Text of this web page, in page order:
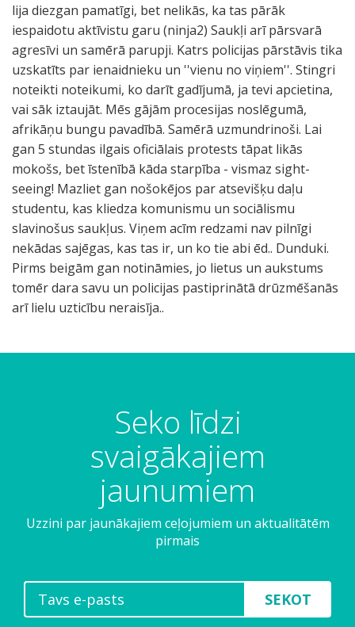
lija diezgan pamatīgi, bet nelikās, ka tas pārāk
iespaidotu aktīvistu garu (ninja2) Saukļi arī pārsvarā
agresīvi un samērā parupji. Katrs policijas pārstāvis tika
uzskatīts par ienaidnieku un ''vienu no viņiem''. Stingri
noteikti noteikumi, ko darīt gadījumā, ja tevi apcietina,
vai sāk iztaujāt. Mēs gājām procesijas noslēgumā,
afrikāņu bungu pavadībā. Samērā uzmundrinoši. Lai
gan 5 stundas ilgais oficiālais protests tāpat likās
mokošs, bet īstenībā kāda starpība - vismaz sight-
seeing! Mazliet gan nošokējos par atsevišķu daļu
studentu, kas kliedza komunismu un sociālismu
slavinošus saukļus. Viņem acīm redzami nav pilnīgi
nekādas sajēgas, kas tas ir, un ko tie abi ēd.. Dunduki.
Pirms beigām gan notināmies, jo lietus un aukstums
tomēr dara savu un policijas pastiprinātā drūzmēšanās
arī lielu uzticību neraisīja..
Seko līdzi
svaigākajiem
jaunumiem
Uzzini par jaunākajiem ceļojumiem un aktualitātēm
pirmais
SEKOT